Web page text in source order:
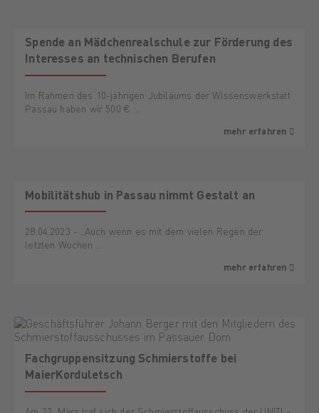
Spende an Mädchenrealschule zur Förderung des
Interesses an technischen Berufen
Im Rahmen des 10-jährigen Jubiläums der Wissenswerkstatt
Passau haben wir 500 € …
mehr erfahren
Mobilitätshub in Passau nimmt Gestalt an
28.04.2023 - „Auch wenn es mit dem vielen Regen der
letzten Wochen …
mehr erfahren
Fachgruppensitzung Schmierstoffe bei
MaierKorduletsch